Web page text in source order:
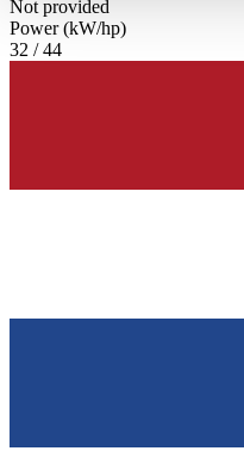
haben oder die sie im
gesammelt haben.
Not provided
Power (kW/hp)
32 / 44